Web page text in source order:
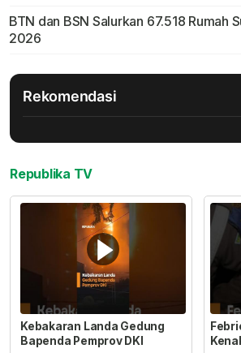
BTN dan BSN Salurkan 67.518 Rumah
2026
Rekomendasi
Republika TV
Kebakaran Landa Gedung
Bapenda Pemprov DKI